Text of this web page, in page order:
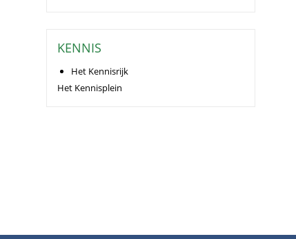
KENNIS
Het Kennisrijk
Het Kennisplein